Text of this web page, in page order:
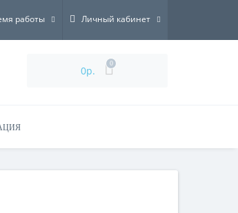
работы Личный кабинет
0р.
0